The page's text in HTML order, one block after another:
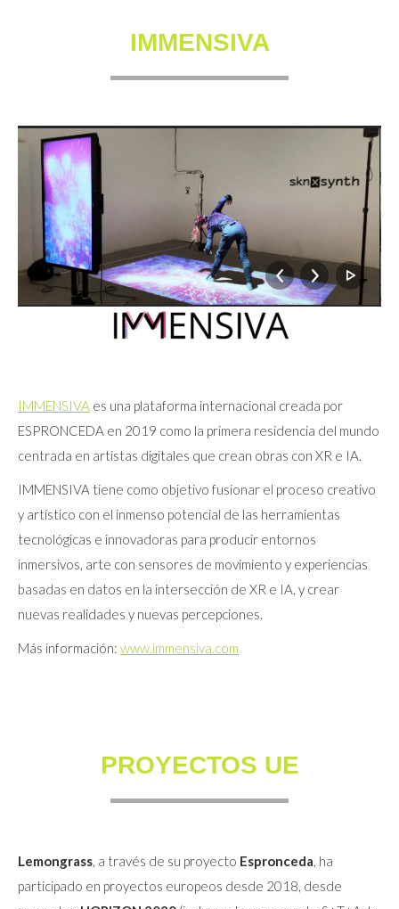
IMMENSIVA
IMMENSIVA es una plataforma internacional creada por
ESPRONCEDA en 2019 como la primera residencia del mundo
centrada en artistas digitales que crean obras con XR e IA.
IMMENSIVA tiene como objetivo fusionar el proceso creativo
y artístico con el inmenso potencial de las herramientas
tecnológicas e innovadoras para producir entornos
inmersivos, arte con sensores de movimiento y experiencias
basadas en datos en la intersección de XR e IA, y crear
nuevas realidades y nuevas percepciones.
Más información: www.immensiva.com
PROYECTOS UE
Lemongrass, a través de su proyecto Espronceda, ha
participado en proyectos europeos desde 2018, desde